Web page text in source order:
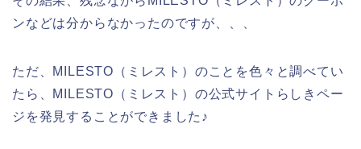
ンなどは分からなかったのですが、、、
ただ、MILESTO（ミレスト）のことを色々と調べてい
たら、MILESTO（ミレスト）の公式サイトらしきペー
ジを発見することができました♪